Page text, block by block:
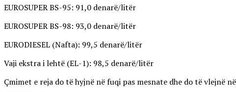
EUROSUPER BS-95: 91,0 denarë/litër
EUROSUPER BS-98: 93,0 denarë/litër
EURODIESEL (Nafta): 99,5 denarë/litër
Vaji ekstra i lehtë (EL-1): 98,5 denarë/litër
Çmimet e reja do të hyjnë në fuqi pas mesnate dhe do të vlejnë